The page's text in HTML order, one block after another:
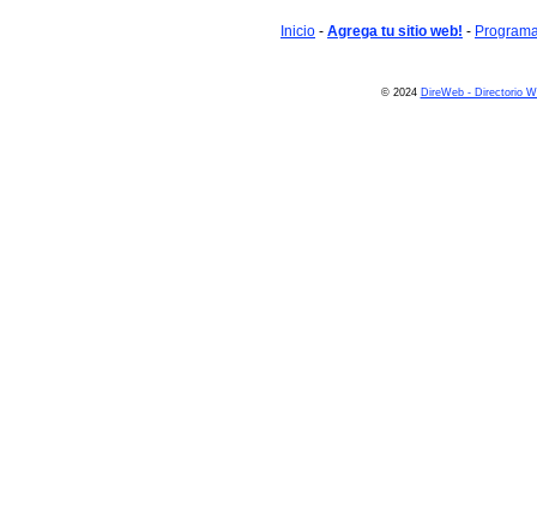
Inicio - Agrega tu sitio web! -
© 2024 DireWeb - Directorio